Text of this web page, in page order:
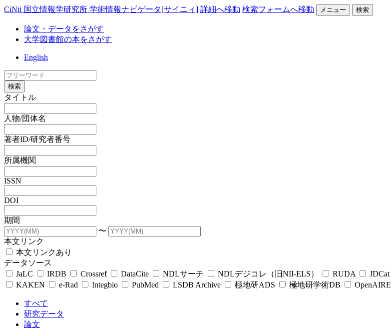
CiNii 国立情報学研究所 学術情報ナビゲータ[サイニィ] 詳細へ移動 検索フォームへ移動 メニュー 検索
論文・データをさがす
大学図書館の本をさがす
English
検索
タイトル
人物/団体名
著者ID/研究者番号
所属機関
ISSN
DOI
期間
〜
本文リンク
本文リンクあり
データソース
JaLC
IRDB Crossref DataCite NDLサーチ NDLデジコレ（旧NII-ELS） RUDA JDCat
KAKEN
e-Rad Integbio PubMed LSDB Archive 極地研ADS 極地研学術DB OpenAIRE
すべて
研究データ
論文